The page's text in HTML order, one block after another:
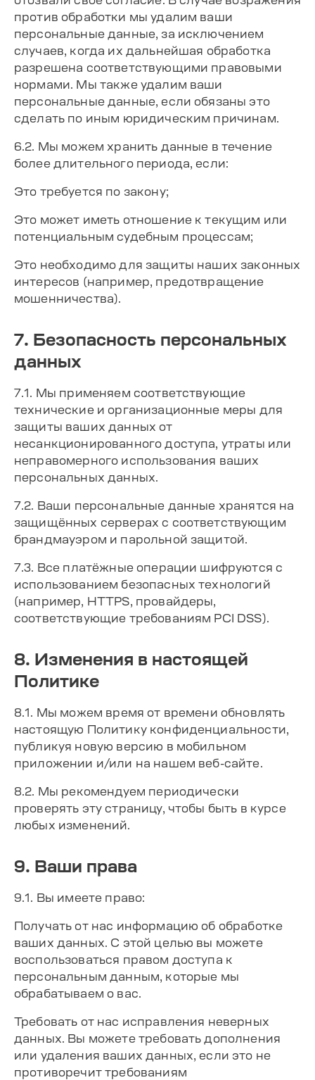
против обработки мы удалим ваши
персональные данные, за исключением
случаев, когда их дальнейшая обработка
разрешена соответствующими правовыми
нормами. Мы также удалим ваши
персональные данные, если обязаны это
сделать по иным юридическим причинам.
6.2. Мы можем хранить данные в течение
более длительного периода, если:
Это требуется по закону;
Это может иметь отношение к текущим или
потенциальным судебным процессам;
Это необходимо для защиты наших законных
интересов (например, предотвращение
мошенничества).
7. Безопасность персональных
данных
7.1. Мы применяем соответствующие
технические и организационные меры для
защиты ваших данных от
несанкционированного доступа, утраты или
неправомерного использования ваших
персональных данных.
7.2. Ваши персональные данные хранятся на
защищённых серверах с соответствующим
брандмауэром и парольной защитой.
7.3. Все платёжные операции шифруются с
использованием безопасных технологий
(например, HTTPS, провайдеры,
соответствующие требованиям PCI DSS).
8. Изменения в настоящей
Политике
8.1. Мы можем время от времени обновлять
настоящую Политику конфиденциальности,
публикуя новую версию в мобильном
приложении и/или на нашем веб-сайте.
8.2. Мы рекомендуем периодически
проверять эту страницу, чтобы быть в курсе
любых изменений.
9. Ваши права
9.1. Вы имеете право:
Получать от нас информацию об обработке
ваших данных. С этой целью вы можете
воспользоваться правом доступа к
персональным данным, которые мы
обрабатываем о вас.
Требовать от нас исправления неверных
данных. Вы можете требовать дополнения
или удаления ваших данных, если это не
противоречит требованиям